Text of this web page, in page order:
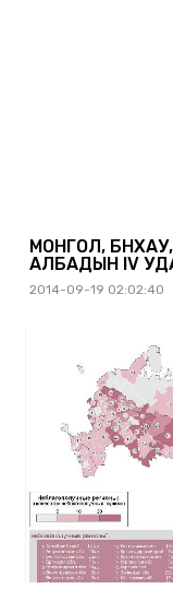
МОНГОЛ,
АЛБАДЫН IV
2014-09-19 02:02:40